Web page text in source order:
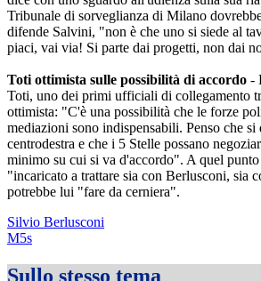
Tribunale di sorveglianza di Milano
difende Salvini, "non è che uno si siede al
piaci, vai via! Si parte dai progetti, non dai
Toti ottimista sulle possibilità di accordo -
Toti, uno dei primi ufficiali di collegamento
ottimista: "C'è una possibilità che le forze
mediazioni sono indispensabili. Penso che si
centrodestra e che i 5 Stelle possano
minimo su cui si va d'accordo". A quel
"incaricato a trattare sia con Berlusconi, sia
potrebbe lui "fare da cerniera".
Silvio Berlusconi
M5s
Sullo stesso tema